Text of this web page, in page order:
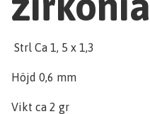
Strl Ca 1, 5 x 1,3
Höjd 0,6 mm
Vikt ca 2 gr